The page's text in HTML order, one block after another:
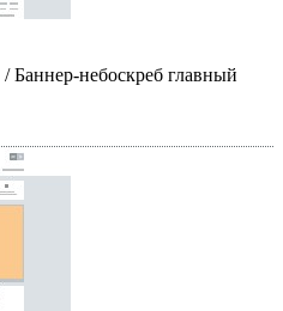
/ Баннер-небоскреб главный